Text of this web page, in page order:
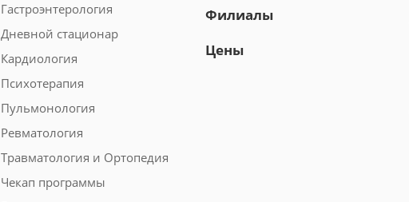
Гастроэнтерология
Дневной стационар
Кардиология
Психотерапия
Пульмонология
Ревматология
Травматология и Ортопедия
Чекап программы
Филиалы
Цены